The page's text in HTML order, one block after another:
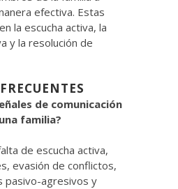
efectiva. Estas
la escucha activa, la
y la resolución de
de comunicación
familia?
de escucha activa,
evasión de conflictos,
pasivo-agresivos y